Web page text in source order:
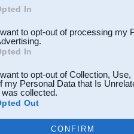
In
to opt-out of processing my
In
to opt-out of Collection,
my Personal Data that Is
was collected.
Out
CONFIRM